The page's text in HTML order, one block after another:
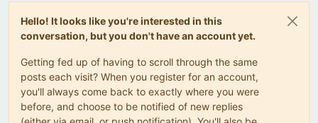
Hello! It looks like you're interested in this
conversation, but you don't have an account yet.
Getting fed up of having to scroll through the same
posts each visit? When you register for an account,
you'll always come back to exactly where you were
before, and choose to be notified of new replies